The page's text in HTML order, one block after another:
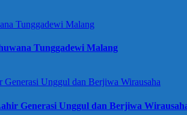
Tunggadewi Malang
Generasi Unggul dan Berjiwa